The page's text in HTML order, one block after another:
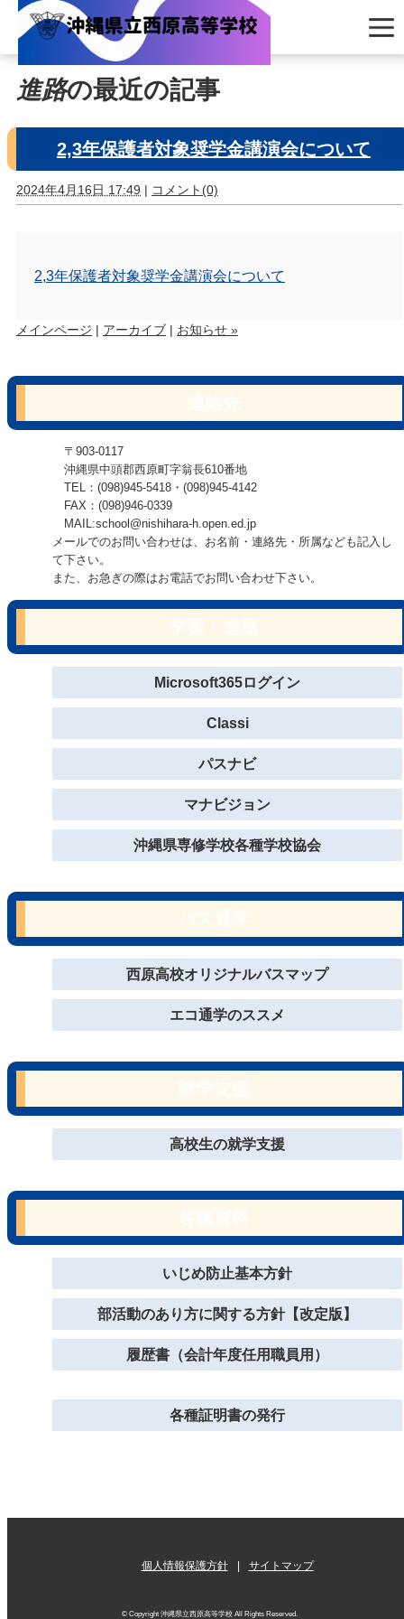
進路の最近の記事
2,3年保護者対象奨学金講演会について
2024年4月16日 17:49 | コメント(0)
2,3年保護者対象奨学金講演会について
メインページ | アーカイブ | お知らせ »
〒903-0117
沖縄県中頭郡西原町字翁長610番地
TEL：(098)945-5418・(098)945-4142
FAX：(098)946-0339
MAIL:school@nishihara-h.open.ed.jp
メールでのお問い合わせは、お名前・連絡先・所属なども記入し
て下さい。
また、お急ぎの際はお電話でお問い合わせ下さい。
Microsoft365ログイン
Classi
パスナビ
マナビジョン
沖縄県専修学校各種学校協会
西原高校オリジナルバスマップ
エコ通学のススメ
高校生の就学支援
いじめ防止基本方針
部活動のあり方に関する方針【改定版】
履歴書（会計年度任用職員用）
各種証明書の発行
個人情報保護方針 サイトマップ
© Copyright 沖縄県立西原高等学校 All Rights Reserved.